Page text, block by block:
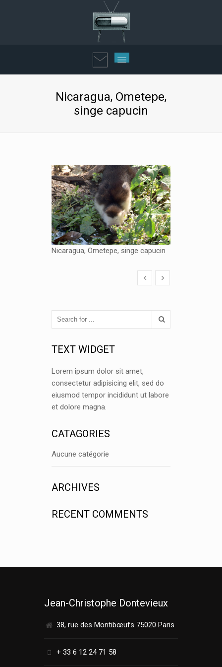
Nicaragua, Ometepe,
singe capucin
Nicaragua, Ometepe, singe capucin
TEXT WIDGET
Lorem ipsum dolor sit amet,
consectetur adipisicing elit, sed do
eiusmod tempor incididunt ut labore
et dolore magna.
CATAGORIES
Aucune catégorie
ARCHIVES
RECENT COMMENTS
Jean-Christophe Dontevieux
38, rue des Montibœufs 75020 Paris
+ 33 6 12 24 71 58